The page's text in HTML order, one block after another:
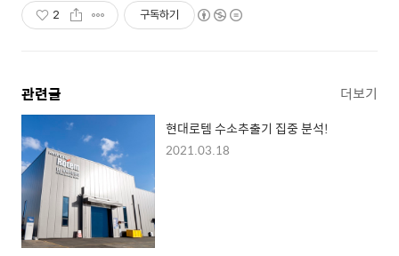
2 구독하기
관련글 더보기
현대로템 수소추출기 집중 분석!
2021.03.18